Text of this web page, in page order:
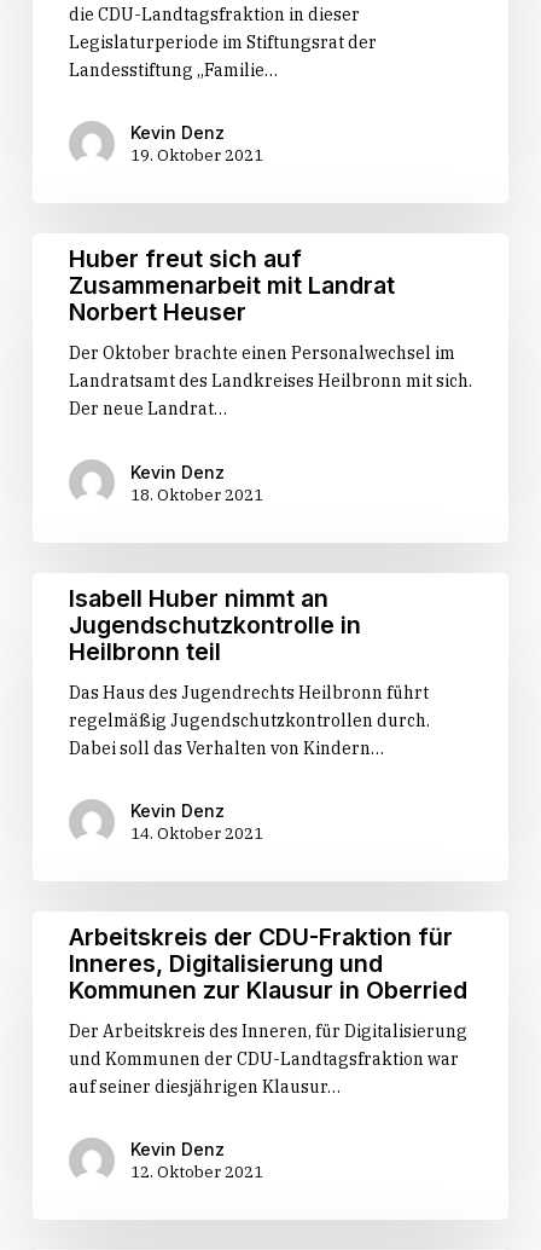
„Familiedie CDU-Landtagsfraktion in dieser
Legislaturperiode im Stiftungsrat der
Landesstiftung „Familie…
Kevin Denz
19. Oktober 2021
Huber
freut
Zusammenarbeit
Landrat
Heuser
Huber freut sich auf
Zusammenarbeit mit Landrat
Norbert Heuser
Der Oktober brachte einen Personalwechsel im
Landratsamt des Landkreises Heilbronn mit sich.
Der neue Landrat…
Kevin Denz
18. Oktober 2021
Huber
nimmt
Jugendschutzkontrolle
Heilbronn
Isabell Huber nimmt an
Jugendschutzkontrolle in
Heilbronn teil
Das Haus des Jugendrechts Heilbronn führt
regelmäßig Jugendschutzkontrollen durch.
Dabei soll das Verhalten von Kindern…
Kevin Denz
14. Oktober 2021
Arbeitskreis
CDU-
Inneres,
Digitalisierung
Kommunen
Arbeitskreis der CDU-Fraktion für
Inneres, Digitalisierung und
Kommunen zur Klausur in Oberried
Der Arbeitskreis des Inneren, für Digitalisierung
und Kommunen der CDU-Landtagsfraktion war
auf seiner diesjährigen Klausur…
Kevin Denz
12. Oktober 2021